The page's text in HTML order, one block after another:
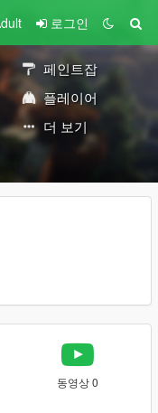
로그인
페인트잡
플레이어
더 보기
동영상 0